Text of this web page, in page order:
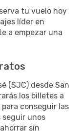
tu vuelo hoy
líder en
a empezar una
(SJC) desde San
los billetes a
conseguir las
seguir unos
sin